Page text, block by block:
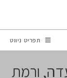
תפריט ניווט
ורמת